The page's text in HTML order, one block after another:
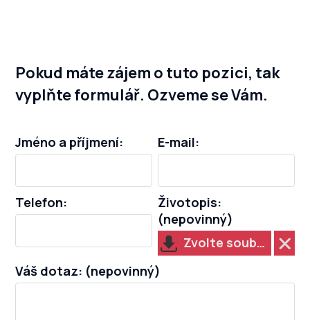
Pokud máte zájem o tuto pozici, tak
vyplňte formulář. Ozveme se Vám.
Jméno a příjmení: E-mail:
Telefon:
Životopis:
(nepovinný)
Zvolte soubor…
Váš dotaz: (nepovinný)